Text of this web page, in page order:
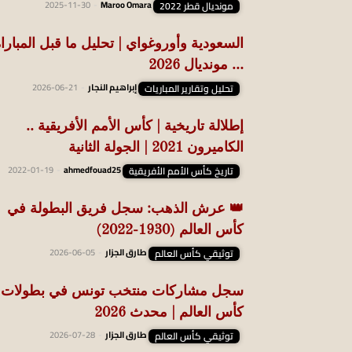
مونديال قطر 2022 Maroo Omara
2025-11-30
السعودية وأوروغواي | تحليل ما قبل
… مونديال 2026
تحليل وتقارير المباريات إبراهيم النجار 2026-06-21
إطلالة تاريخية | كأس الأمم الأفريقية ..
الكاميرون 2021 | الجولة الثانية
تاريخ كأس الأمم الأفريقية ahmedfouad25
2022-01-19
👑 عرش الذهب: سجل فريق البطولة في
كأس العالم (1930-2022)
توثيقي كأس العالم طارق الجزار 2026-06-05
سجل مشاركات منتخب تونس في بطولات
كأس العالم | محدث 2026
توثيقي كأس العالم طارق الجزار 2026-07-28